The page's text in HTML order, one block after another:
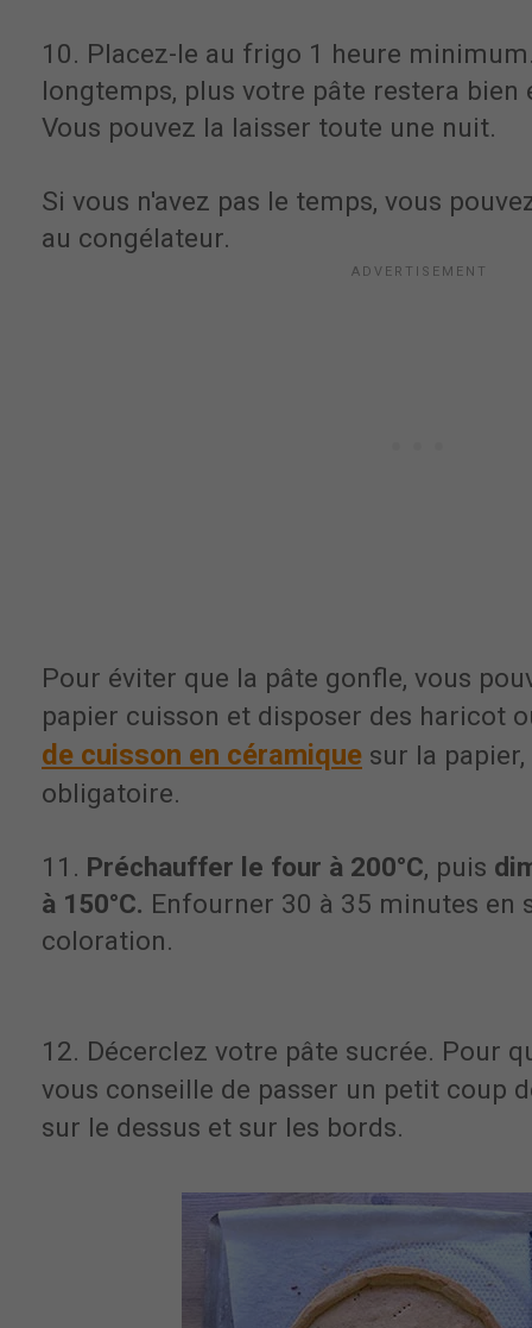
10. Placez-le au frigo 1 heure
longtemps, plus votre pâte restera bien
Vous pouvez la laisser toute une nuit.
Si vous n'avez pas le temps, vous
au congélateur.
Pour éviter que la pâte gonfle, vous
papier cuisson et disposer des haricot
de cuisson en céramique sur la
obligatoire.
11. Préchauffer le four à 200°C, puis
à 150°C. Enfourner 30 à 35 minutes en
coloration.
12. Décerclez votre pâte sucrée. Pour
vous conseille de passer un petit coup
sur le dessus et sur les bords.